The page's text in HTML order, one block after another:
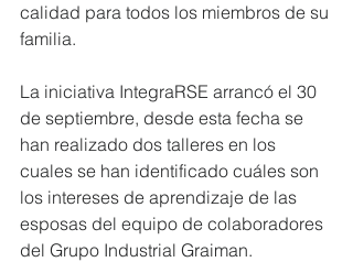
calidad para todos los miembros de su
familia.
La iniciativa IntegraRSE arrancó el 30
de septiembre, desde esta fecha se
han realizado dos talleres en los
cuales se han identificado cuáles son
los intereses de aprendizaje de las
esposas del equipo de colaboradores
del Grupo Industrial Graiman.